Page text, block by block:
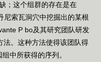
；这个组群的存在是在
尼索瓦洞穴中挖掘出的某根
P bo及其研究团队研发
法。这种方法使得该团队得
中所获得的序列。